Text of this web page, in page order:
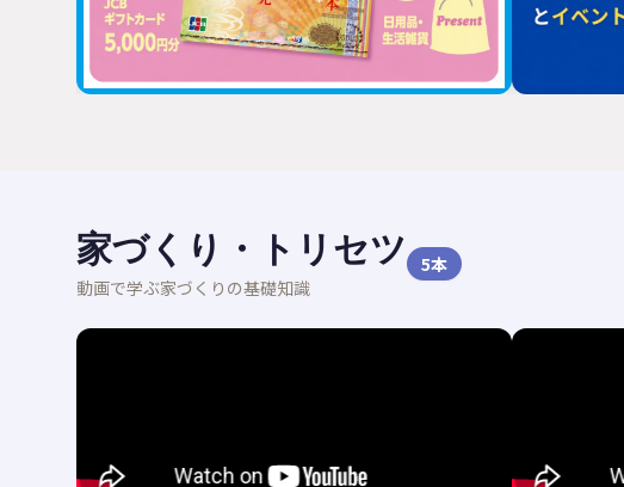
家づくり・トリセツ
動画で学ぶ家づくりの基礎知識
5本